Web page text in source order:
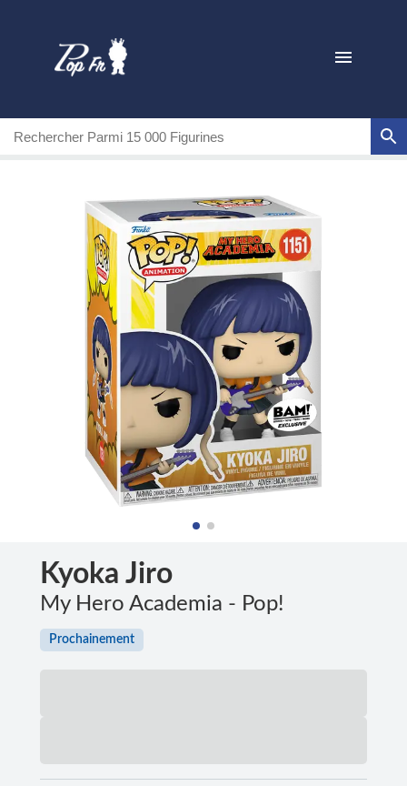
Kyoka Jiro
My Hero Academia - Pop!
Prochainement